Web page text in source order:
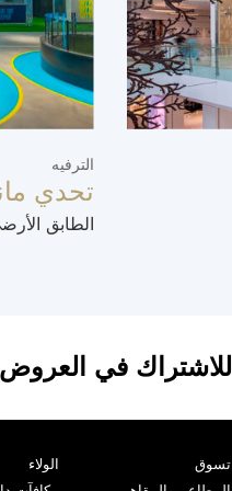
الترفيه
تحدي
الطابق
للاشتراك في العروض،
تسوق
الولاء